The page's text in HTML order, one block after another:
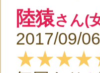
陸猿さん(
2017/09/